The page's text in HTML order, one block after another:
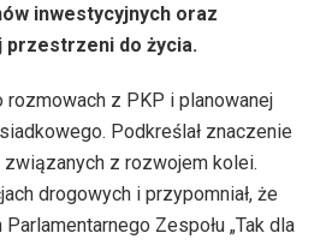
inwestycyjnych oraz
do życia.
rozmowach z PKP i planowanej
Podkreślał znaczenie
związanych z rozwojem kolei.
drogowych i przypomniał, że
Zespołu „Tak dla